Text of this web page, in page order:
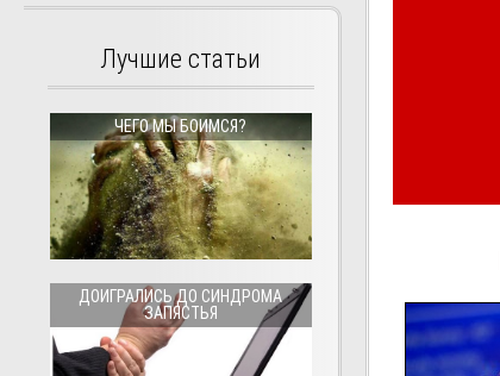
Лучшие статьи
ЧЕГО МЫ БОИМСЯ?
ДОИГРАЛИСЬ ДО СИНДРОМА
ЗАПЯСТЬЯ